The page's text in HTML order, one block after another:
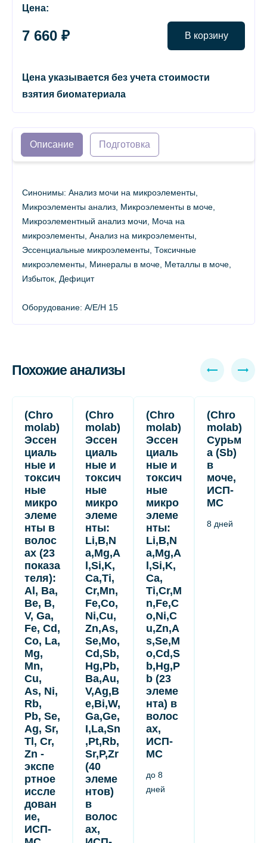
Цена:
7 660 ₽ В корзину
Цена указывается без учета стоимости
взятия биоматериала
Описание Подготовка
Синонимы: Анализ мочи на микроэлементы,
Микроэлементы анализ, Микроэлементы в моче,
Микроэлементный анализ мочи, Моча на
микроэлементы, Анализ на микроэлементы,
Эссенциальные микроэлементы, Токсичные
микроэлементы, Минералы в моче, Металлы в моче,
Избыток, Дефицит
Оборудование: A/E/H 15
Похожие анализы
(Chro
molab)
Эссен
циаль
ные и
токсич
ные
микро
элеме
нты в
волос
ах (23
показа
теля):
Al, Ba,
Be, B,
V, Ga,
Fe, Cd,
Co, La,
Mg,
Mn,
Cu,
As, Ni,
Rb,
Pb, Se,
Ag, Sr,
Tl, Cr,
Zn -
экспе
ртное
иссле
дован
ие,
ИСП-
(Chro
molab)
Эссен
циаль
ные и
токсич
ные
микро
элеме
нты:
Li,B,N
a,Mg,A
l,Si,K,
Ca,Ti,
Cr,Mn,
Fe,Co,
Ni,Cu,
Zn,As,
Se,Mo,
Cd,Sb,
Hg,Pb,
Ba,Au,
V,Ag,B
e,Bi,W,
Ga,Ge,
I,La,Sn
,Pt,Rb,
Sr,P,Zr
(40
элеме
нтов)
в
волос
ах,
(Chro
molab)
Эссен
циаль
ные и
токсич
ные
микро
элеме
нты:
Li,B,N
a,Mg,A
l,Si,K,
Ca,
Ti,Cr,M
n,Fe,C
o,Ni,C
u,Zn,A
s,Se,M
o,Cd,S
b,Hg,P
b (23
элеме
нта) в
волос
ах,
ИСП-
МС
до 8
дней
(Chro
molab)
Сурьм
а (Sb)
в
моче,
ИСП-
МС
8 дней